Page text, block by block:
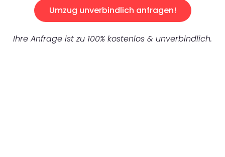
Umzug unverbindlich anfragen!
Ihre Anfrage ist zu 100% kostenlos & unverbindlich.